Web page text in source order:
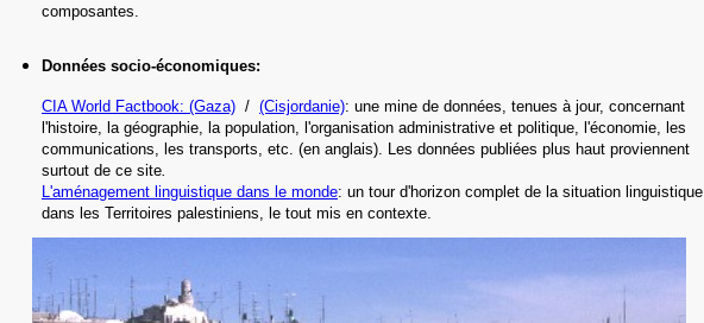
composantes.
Données socio-économiques:
CIA World Factbook: (Gaza) / (Cisjordanie): une mine de données, tenues à jour, concernant
l'histoire, la géographie, la population, l'organisation administrative et politique, l'économie, les
communications, les transports, etc. (en anglais). Les données publiées plus haut proviennent
surtout de ce site.
L'aménagement linguistique dans le monde: un tour d'horizon complet de la situation linguistique
dans les Territoires palestiniens, le tout mis en contexte.